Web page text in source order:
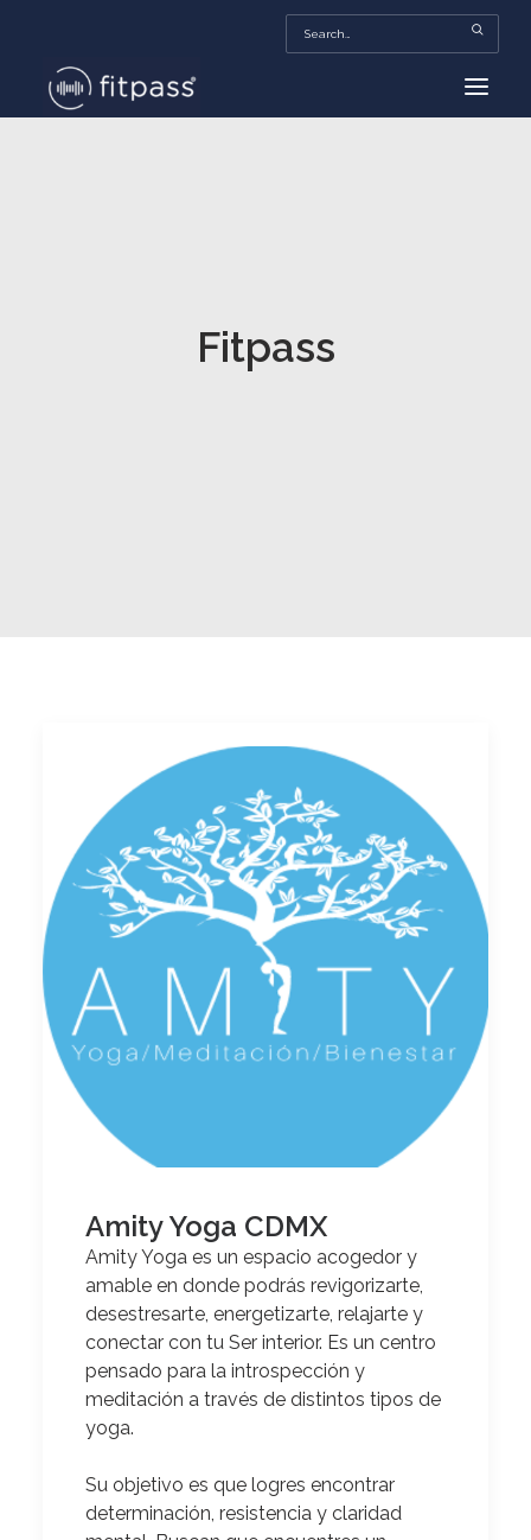
Fitpass
Amity Yoga CDMX
Amity Yoga es un espacio acogedor y
amable en donde podrás revigorizarte,
desestresarte, energetizarte, relajarte y
conectar con tu Ser interior. Es un centro
pensado para la introspección y
meditación a través de distintos tipos de
yoga.
Su objetivo es que logres encontrar
determinación, resistencia y claridad